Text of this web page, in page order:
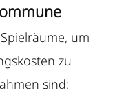
um
zu
sind: